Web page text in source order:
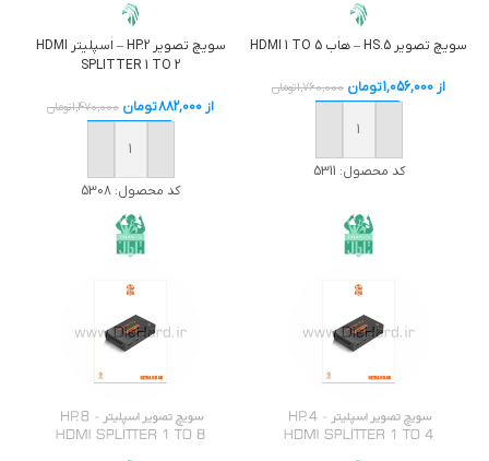
سویچ تصوير HS.5 – هاب HDMI 1 TO 5
از 1,056,000تومان 1,760,000تومان
خرید
کد محصول: 5311
سویچ تصوير HP.2 – اسپلیتر HDMI
SPLITTER 1 TO 2
از 882,000تومان 1,470,000تومان
خرید
کد محصول: 5308